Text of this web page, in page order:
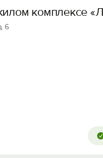
комплексе
6